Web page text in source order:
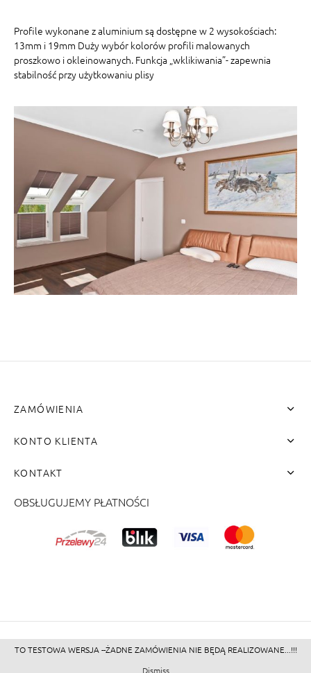
Profile wykonane z aluminium są dostępne w 2 wysokościach:
13mm i 19mm Duży wybór kolorów profili malowanych
proszkowo i okleinowanych. Funkcja „wklikiwania”- zapewnia
stabilność przy użytkowaniu plisy
ZAMÓWIENIA
KONTO KLIENTA
KONTAKT
OBSŁUGUJEMY PŁATNOŚCI
©2026 - Zacienione.pl<br>
TO TESTOWA WERSJA --ŻADNE ZAMÓWIENIA NIE BĘDĄ REALIZOWANE...!!!
Dismiss